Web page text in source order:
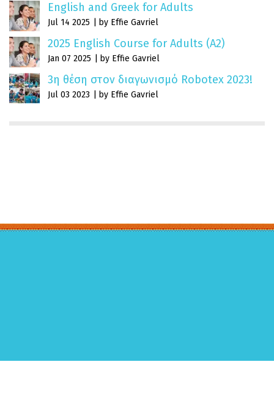
English and Greek for Adults
Jul 14 2025 by Effie Gavriel
2025 English Course for Adults (A2)
Jan 07 2025 by Effie Gavriel
3η θέση στον διαγωνισμό Robotex 2023!
Jul 03 2023 by Effie Gavriel